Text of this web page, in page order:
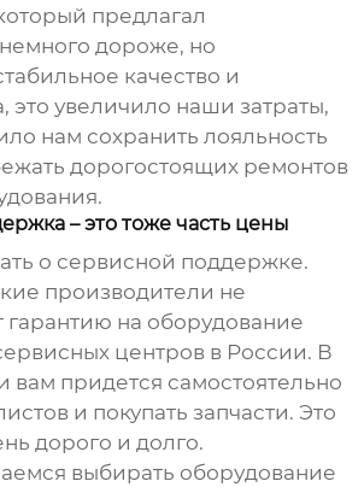
предлагал
дороже, но
качество и
это увеличило наши затраты,
нам сохранить лояльность
дорогостоящих ремонтов
– это тоже часть цены
о сервисной поддержке.
производители не
гарантию на оборудование
центров в России. В
вам придется самостоятельно
и покупать запчасти. Это
дорого и долго.
выбирать оборудование